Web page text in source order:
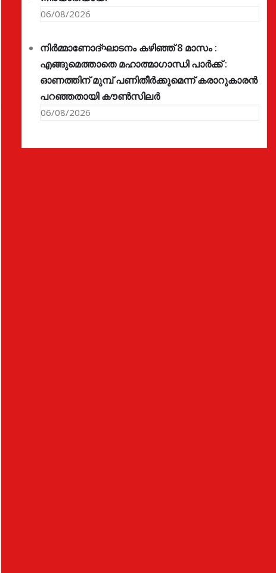
06/08/2026
നിർമ്മാണോദ്ഘാടനം കഴിഞ്ഞ് 8 മാസം :
എങ്ങുമെത്താതെ മഹാത്മാഗാന്ധി പാർക്ക് :
ഓണത്തിന് മുമ്പ് പണിതീർക്കുമെന്ന് കരാറുകാരൻ
പറഞ്ഞതായി കൗൺസിലർ
06/08/2026